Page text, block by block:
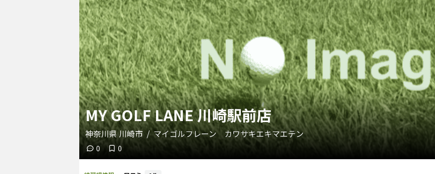
MY GOLF LANE 川崎駅前店
神奈川県 川崎市 / マイゴルフレーン カワサキエキマエテン
0 0